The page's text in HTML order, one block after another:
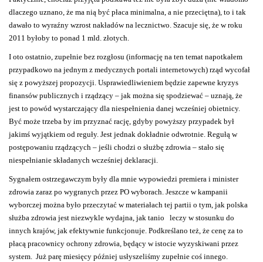
dlaczego uznano, że ma nią być płaca minimalna, a nie przeciętna), to i tak
dawało to wyraźny wzrost nakładów na lecznictwo. Szacuje się, że w roku
2011 byłoby to ponad 1 mld. złotych.
I oto ostatnio, zupełnie bez rozgłosu (informację na ten temat napotkałem
przypadkowo na jednym z medycznych portali internetowych) rząd wycofał
się z powyższej propozycji. Usprawiedliwieniem będzie zapewne kryzys
finansów publicznych i rządzący – jak można się spodziewać – uznają, że
jest to powód wystarczający dla niespełnienia danej wcześniej obietnicy.
Być może trzeba by im przyznać rację, gdyby powyższy przypadek był
jakimś wyjątkiem od reguły. Jest jednak dokładnie odwrotnie. Regułą w
postępowaniu rządzących – jeśli chodzi o służbę zdrowia – stało się
niespełnianie składanych wcześniej deklaracji.
Sygnałem ostrzegawczym były dla mnie wypowiedzi premiera i minister
zdrowia zaraz po wygranych przez PO wyborach. Jeszcze w kampanii
wyborczej można było przeczytać w materiałach tej partii o tym, jak polska
służba zdrowia jest niezwykle wydajna, jak tanio
leczy w stosunku do
innych krajów, jak efektywnie funkcjonuje. Podkreślano też, że cenę za to
płacą pracownicy ochrony zdrowia, będący w istocie wyzyskiwani przez
system. Już parę miesięcy później usłyszeliśmy zupełnie coś innego.